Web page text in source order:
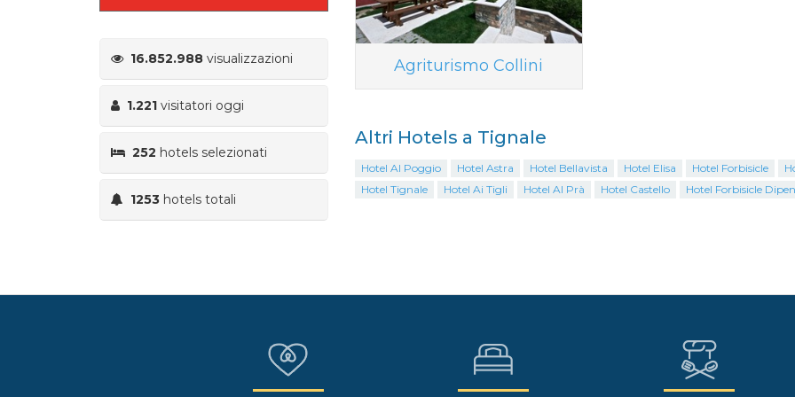
16.852.988 visualizzazioni
1.221 visitatori oggi
252 hotels selezionati
1253 hotels totali
Agriturismo Collini
Altri Hotels a Tignale
Hotel Al Poggio Hotel Astra Hotel Bellavista Hotel Elisa Hotel Forbisicle
Hotel Tignale
Hotel Ai Tigli Hotel Al Prà Hotel Castello Hotel Forbisicle